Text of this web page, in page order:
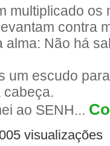
multiplicado os
contra
alma: Não há
um escudo
cabeça.
ao SENH...
visualizações